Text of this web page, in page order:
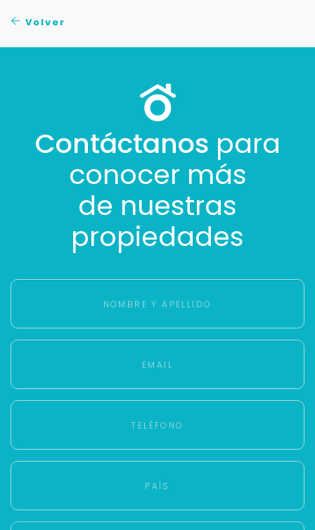
Volver
Contáctanos para
conocer más
de nuestras
propiedades